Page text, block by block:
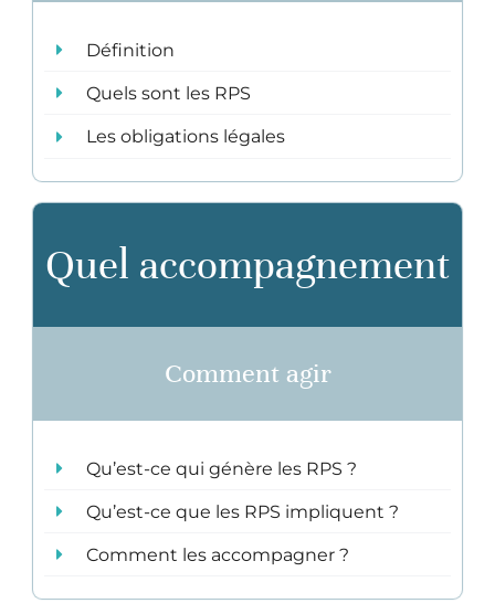
Définition
Quels sont les RPS
Les obligations légales
Quel accompagnement
Comment agir
Qu’est-ce qui génère les RPS ?
Qu’est-ce que les RPS impliquent ?
Comment les accompagner ?